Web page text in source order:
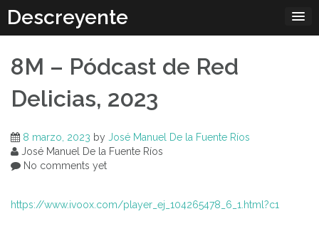
content
Descreyente
8M – Pódcast de Red
Delicias, 2023
8 marzo, 2023 by José Manuel De la Fuente Ríos
José Manuel De la Fuente Ríos
No comments yet
https://www.ivoox.com/player_ej_104265478_6_1.html?c1